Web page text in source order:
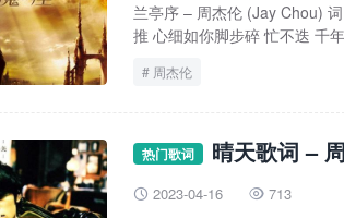
兰亭序 – 周杰伦 (Jay Chou)
推 心细如你脚步碎 忙不迭 千
周杰伦
热门歌词 晴天歌词 –
 2023-04-16  713